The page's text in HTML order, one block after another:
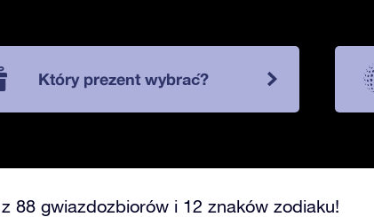
Który prezent wybrać?
88 gwiazdozbiorów i 12 znaków zodiaku!